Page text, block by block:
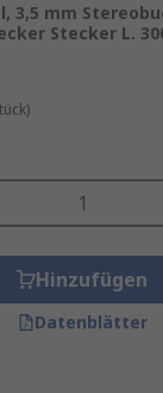
3,5 mm
Stecker L.
Hinzufügen
Datenblätter